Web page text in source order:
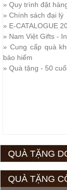
» Quy trình đặt
» Chính sách đại lý
» E-CATALOGUE
» Nam Việt Gifts -
» Cung cấp quà
bảo hiểm
» Quà tặng - 50
QUÀ TẶNG
QUÀ TẶNG